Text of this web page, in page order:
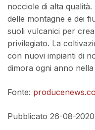
nocciole di alta qualità.
delle montagne e dei
suoli vulcanici per
privilegiato. La
con nuovi impianti di
dimora ogni anno nella
Fonte:
Pubblicato 26-08-2020